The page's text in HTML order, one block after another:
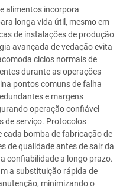
alimentos incorpora
longa vida útil, mesmo em
de instalações de produção
avançada de vedação evita
ciclos normais de
durante as operações
pontos comuns de falha
e margens
operação confiável
de serviço. Protocolos
bomba de fabricação de
de qualidade antes de sair da
confiabilidade a longo prazo.
a substituição rápida de
minimizando o